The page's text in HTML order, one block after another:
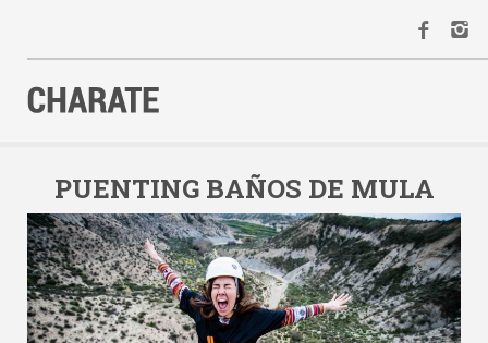
AGENDA
ACTIVIDADES
ALQUILER
EQUIPO
CONTACTO
PUENTING BAÑOS DE MULA